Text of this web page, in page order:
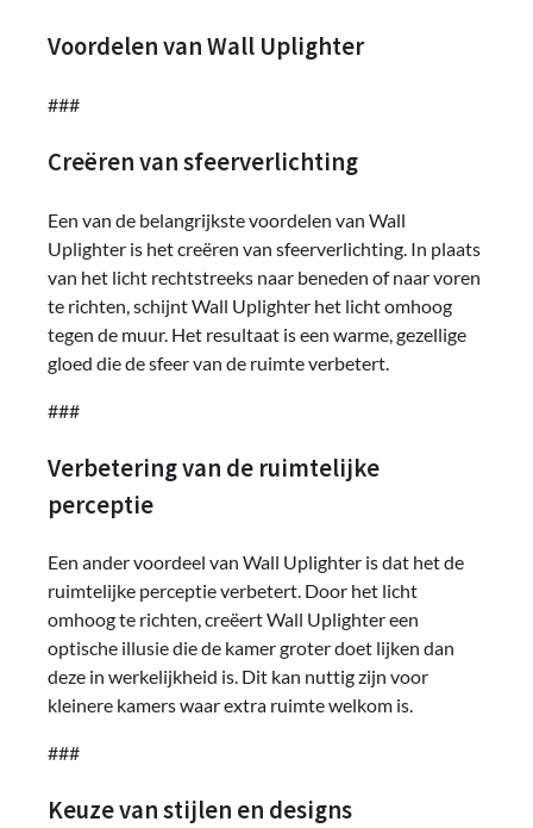
Voordelen van Wall Uplighter
###
Creëren van sfeerverlichting
Een van de belangrijkste voordelen van Wall
Uplighter is het creëren van sfeerverlichting. In plaats
van het licht rechtstreeks naar beneden of naar voren
te richten, schijnt Wall Uplighter het licht omhoog
tegen de muur. Het resultaat is een warme, gezellige
gloed die de sfeer van de ruimte verbetert.
###
Verbetering van de ruimtelijke
perceptie
Een ander voordeel van Wall Uplighter is dat het de
ruimtelijke perceptie verbetert. Door het licht
omhoog te richten, creëert Wall Uplighter een
optische illusie die de kamer groter doet lijken dan
deze in werkelijkheid is. Dit kan nuttig zijn voor
kleinere kamers waar extra ruimte welkom is.
###
Keuze van stijlen en designs